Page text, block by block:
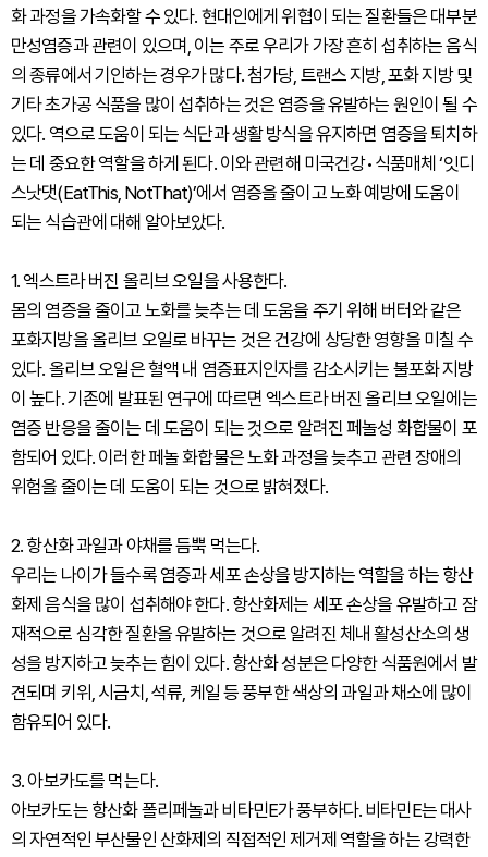
화 과정을 가속화할 수 있다. 현대인에게 위협이 되는 질환들은 대부분
만성염증과 관련이 있으며, 이는 주로 우리가 가장 흔히 섭취하는 음식
의 종류에서 기인하는 경우가 많다. 첨가당, 트랜스 지방, 포화 지방 및
기타 초가공 식품을 많이 섭취하는 것은 염증을 유발하는 원인이 될 수
있다. 역으로 도움이 되는 식단과 생활 방식을 유지하면 염증을 퇴치하
는 데 중요한 역할을 하게 된다. 이와 관련해 미국건강•식품매체 ‘잇디
스낫댓(EatThis, NotThat)’에서 염증을 줄이고 노화 예방에 도움이
되는 식습관에 대해 알아보았다.
1. 엑스트라 버진 올리브 오일을 사용한다.
몸의 염증을 줄이고 노화를 늦추는 데 도움을 주기 위해 버터와 같은
포화지방을 올리브 오일로 바꾸는 것은 건강에 상당한 영향을 미칠 수
있다. 올리브 오일은 혈액 내 염증표지인자를 감소시키는 불포화 지방
이 높다. 기존에 발표된 연구에 따르면 엑스트라 버진 올리브 오일에는
염증 반응을 줄이는 데 도움이 되는 것으로 알려진 페놀성 화합물이 포
함되어 있다. 이러한 페놀 화합물은 노화 과정을 늦추고 관련 장애의
위험을 줄이는 데 도움이 되는 것으로 밝혀졌다.
2. 항산화 과일과 야채를 듬뿍 먹는다.
우리는 나이가 들수록 염증과 세포 손상을 방지하는 역할을 하는 항산
화제 음식을 많이 섭취해야 한다. 항산화제는 세포 손상을 유발하고 잠
재적으로 심각한 질환을 유발하는 것으로 알려진 체내 활성산소의 생
성을 방지하고 늦추는 힘이 있다. 항산화 성분은 다양한 식품원에서 발
견되며 키위, 시금치, 석류, 케일 등 풍부한 색상의 과일과 채소에 많이
함유되어 있다.
3. 아보카도를 먹는다.
아보카도는 항산화 폴리페놀과 비타민E가 풍부하다. 비타민E는 대사
의 자연적인 부산물인 산화제의 직접적인 제거제 역할을 하는 강력한